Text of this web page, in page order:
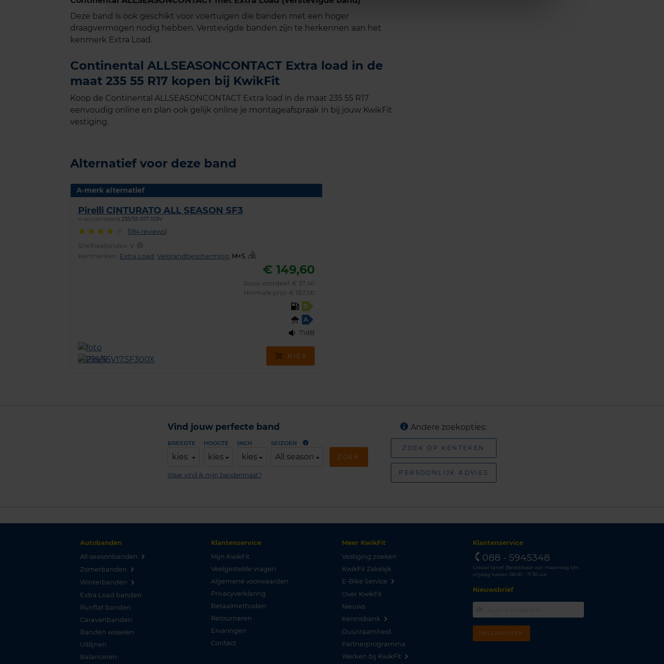
Deze band is ook geschikt voor voertuigen die banden met een hoger
draagvermogen nodig hebben. Verstevigde banden zijn te herkennen aan het
kenmerk Extra Load.
Continental ALLSEASONCONTACT Extra load in de
maat 235 55 R17 kopen bij KwikFit
Koop de Continental ALLSEASONCONTACT Extra load in de maat 235 55 R17
eenvoudig online en plan ook gelijk online je montageafspraak in bij jouw KwikFit
vestiging.
Alternatief voor deze band
A-merk alternatief
Pirelli CINTURATO ALL SEASON SF3
4-seizoensband 235/55 R17 103V
(184 reviews)
Snelheidsindex: V
Kenmerken: Extra Load Velgrandbescherming ,
€ 149,60
Jouw voordeel: € 37,40
Normale prijs: € 187,00
B
A
71dB
KIES
Vind jouw perfecte band
BREEDTE
kies
HOOGTE
kies
INCH
kies
SEIZOEN
All season ZOEK
Waar vind ik mijn bandenmaat?
Andere zoekopties:
ZOEK OP KENTEKEN
PERSOONLIJK ADVIES
Autobanden
All-seasonbanden
Zomerbanden
Winterbanden
Extra Load banden
Runflat banden
Caravanbanden
Banden wisselen
Uitlijnen
Balanceren
Klantenservice
Mijn KwikFit
Veelgestelde vragen
Algemene voorwaarden
Privacyverklaring
Betaalmethoden
Retourneren
Ervaringen
Contact
Meer KwikFit
Vestiging zoeken
KwikFit Zakelijk
E-Bike Service
Over KwikFit
Nieuws
Kennisbank
Duurzaamheid
Partnerprogramma
Werken bij KwikFit
Klantenservice
088 - 5945348
Lokaal tarief. Bereikbaar van maandag t/m
vrijdag tussen 08.00 - 17.30 uur.
Nieuwsbrief
INSCHRIJVEN